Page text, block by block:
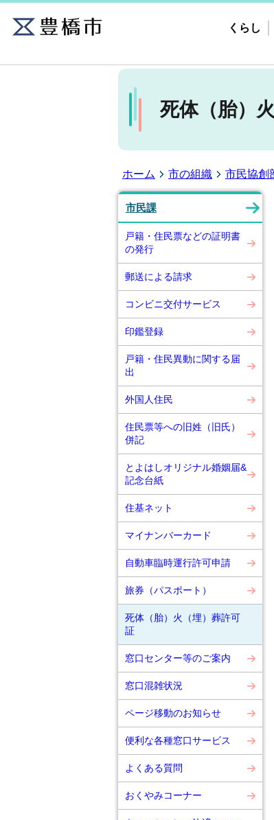
くらし
死体（胎）
ホーム 市の組織 市民協創
市民課
戸籍・住民票などの証明書
の発行
郵送による請求
コンビニ交付サービス
印鑑登録
戸籍・住民異動に関する届
出
外国人住民
住民票等への旧姓（旧氏）
併記
とよはしオリジナル婚姻届&
記念台紙
住基ネット
マイナンバーカード
自動車臨時運行許可申請
旅券（パスポート）
死体（胎）火（埋）葬許可
証
窓口センター等のご案内
窓口混雑状況
ページ移動のお知らせ
便利な各種窓口サービス
よくある質問
おくやみコーナー